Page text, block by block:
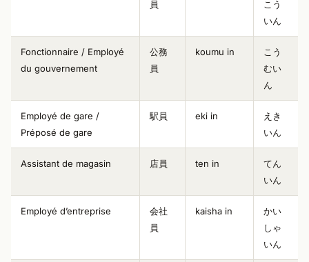
員
こう
いん
Fonctionnaire / Employé
du gouvernement
公務
員
koumu in
こう
むい
ん
Employé de gare /
Préposé de gare
駅員 eki in
えき
いん
Assistant de magasin 店員 ten in
てん
いん
Employé d’entreprise
会社
員
kaisha in
かい
しゃ
いん